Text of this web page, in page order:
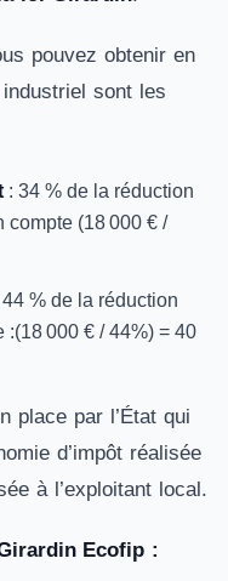
pouvez obtenir en
sont les
: 34 % de la réduction
compte (18 000 € /
44 % de la réduction
:(18 000 € / 44%) = 40
place par l’État qui
d’impôt réalisée
à l’exploitant local.
Ecofip :